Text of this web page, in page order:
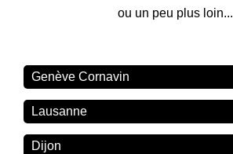
ou un peu plus loin...
Genève Cornavin
Lausanne
Dijon